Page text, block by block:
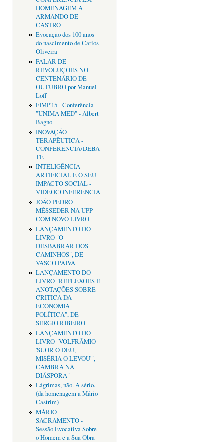
HOMENAGEM A
ARMANDO DE
CASTRO
Evocação dos 100 anos
do nascimento de Carlos
Oliveira
FALAR DE
REVOLUÇÕES NO
CENTENÁRIO DE
OUTUBRO por Manuel
Loff
FIMP'15 - Conferência
"UNIMA MED" - Albert
Bagno
INOVAÇÃO
TERAPÊUTICA -
CONFERÊNCIA/DEBA
TE
INTELIGÊNCIA
ARTIFICIAL E O SEU
IMPACTO SOCIAL -
VIDEOCONFERÊNCIA
JOÃO PEDRO
MÉSSEDER NA UPP
COM NOVO LIVRO
LANÇAMENTO DO
LIVRO "O
DESBABRAR DOS
CAMINHOS", DE
VASCO PAIVA
LANÇAMENTO DO
LIVRO "REFLEXÕES E
ANOTAÇÕES SOBRE
CRÌTICA DA
ECONOMIA
POLÍTICA", DE
SÉRGIO RIBEIRO
LANÇAMENTO DO
LIVRO "VOLFRÂMIO
'SUOR O DEU,
MISÉRIA O LEVOU'",
CAMBRA NA
DIÁSPORA"
Lágrimas, não. A sério.
(da homenagem a Mário
Castrim)
MÁRIO
SACRAMENTO -
Sessão Evocativa Sobre
o Homem e a Sua Obra